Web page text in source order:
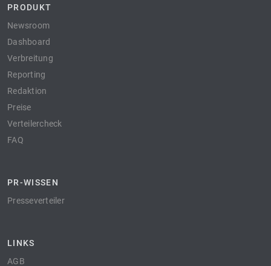
PRODUKT
Newsroom
Dashboard
Verbreitung
Reporting
Redaktion
Preise
Verteilercheck
FAQ
PR-WISSEN
Presseverteiler
LINKS
AGB